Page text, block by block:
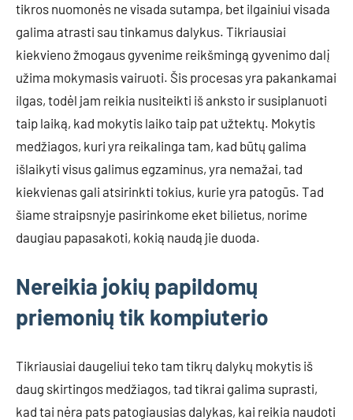
tikros nuomonės ne visada sutampa, bet ilgainiui visada
galima atrasti sau tinkamus dalykus. Tikriausiai
kiekvieno žmogaus gyvenime reikšmingą gyvenimo dalį
užima mokymasis vairuoti. Šis procesas yra pakankamai
ilgas, todėl jam reikia nusiteikti iš anksto ir susiplanuoti
taip laiką, kad mokytis laiko taip pat užtektų. Mokytis
medžiagos, kuri yra reikalinga tam, kad būtų galima
išlaikyti visus galimus egzaminus, yra nemažai, tad
kiekvienas gali atsirinkti tokius, kurie yra patogūs. Tad
šiame straipsnyje pasirinkome eket bilietus, norime
daugiau papasakoti, kokią naudą jie duoda.
Nereikia jokių papildomų
priemonių tik kompiuterio
Tikriausiai daugeliui teko tam tikrų dalykų mokytis iš
daug skirtingos medžiagos, tad tikrai galima suprasti,
kad tai nėra pats patogiausias dalykas, kai reikia naudoti